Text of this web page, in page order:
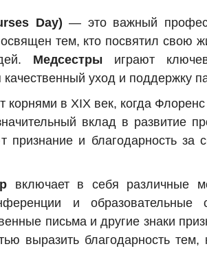
Day) — это важный
тем, кто посвятил свою
Медсестрыиграют
уход и поддержку
корнями в XIX век, когда
вклад в развитие
признание и благодарность за
включает в себя различные
и образовательные
письма и другие знаки
выразить благодарность